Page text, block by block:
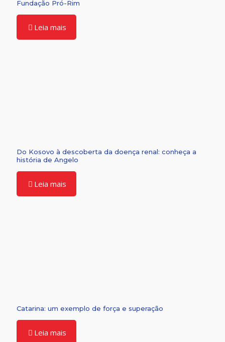
Fundação Pró-Rim
Leia mais
Do Kosovo à descoberta da doença renal: conheça a
história de Angelo
Leia mais
Catarina: um exemplo de força e superação
Leia mais